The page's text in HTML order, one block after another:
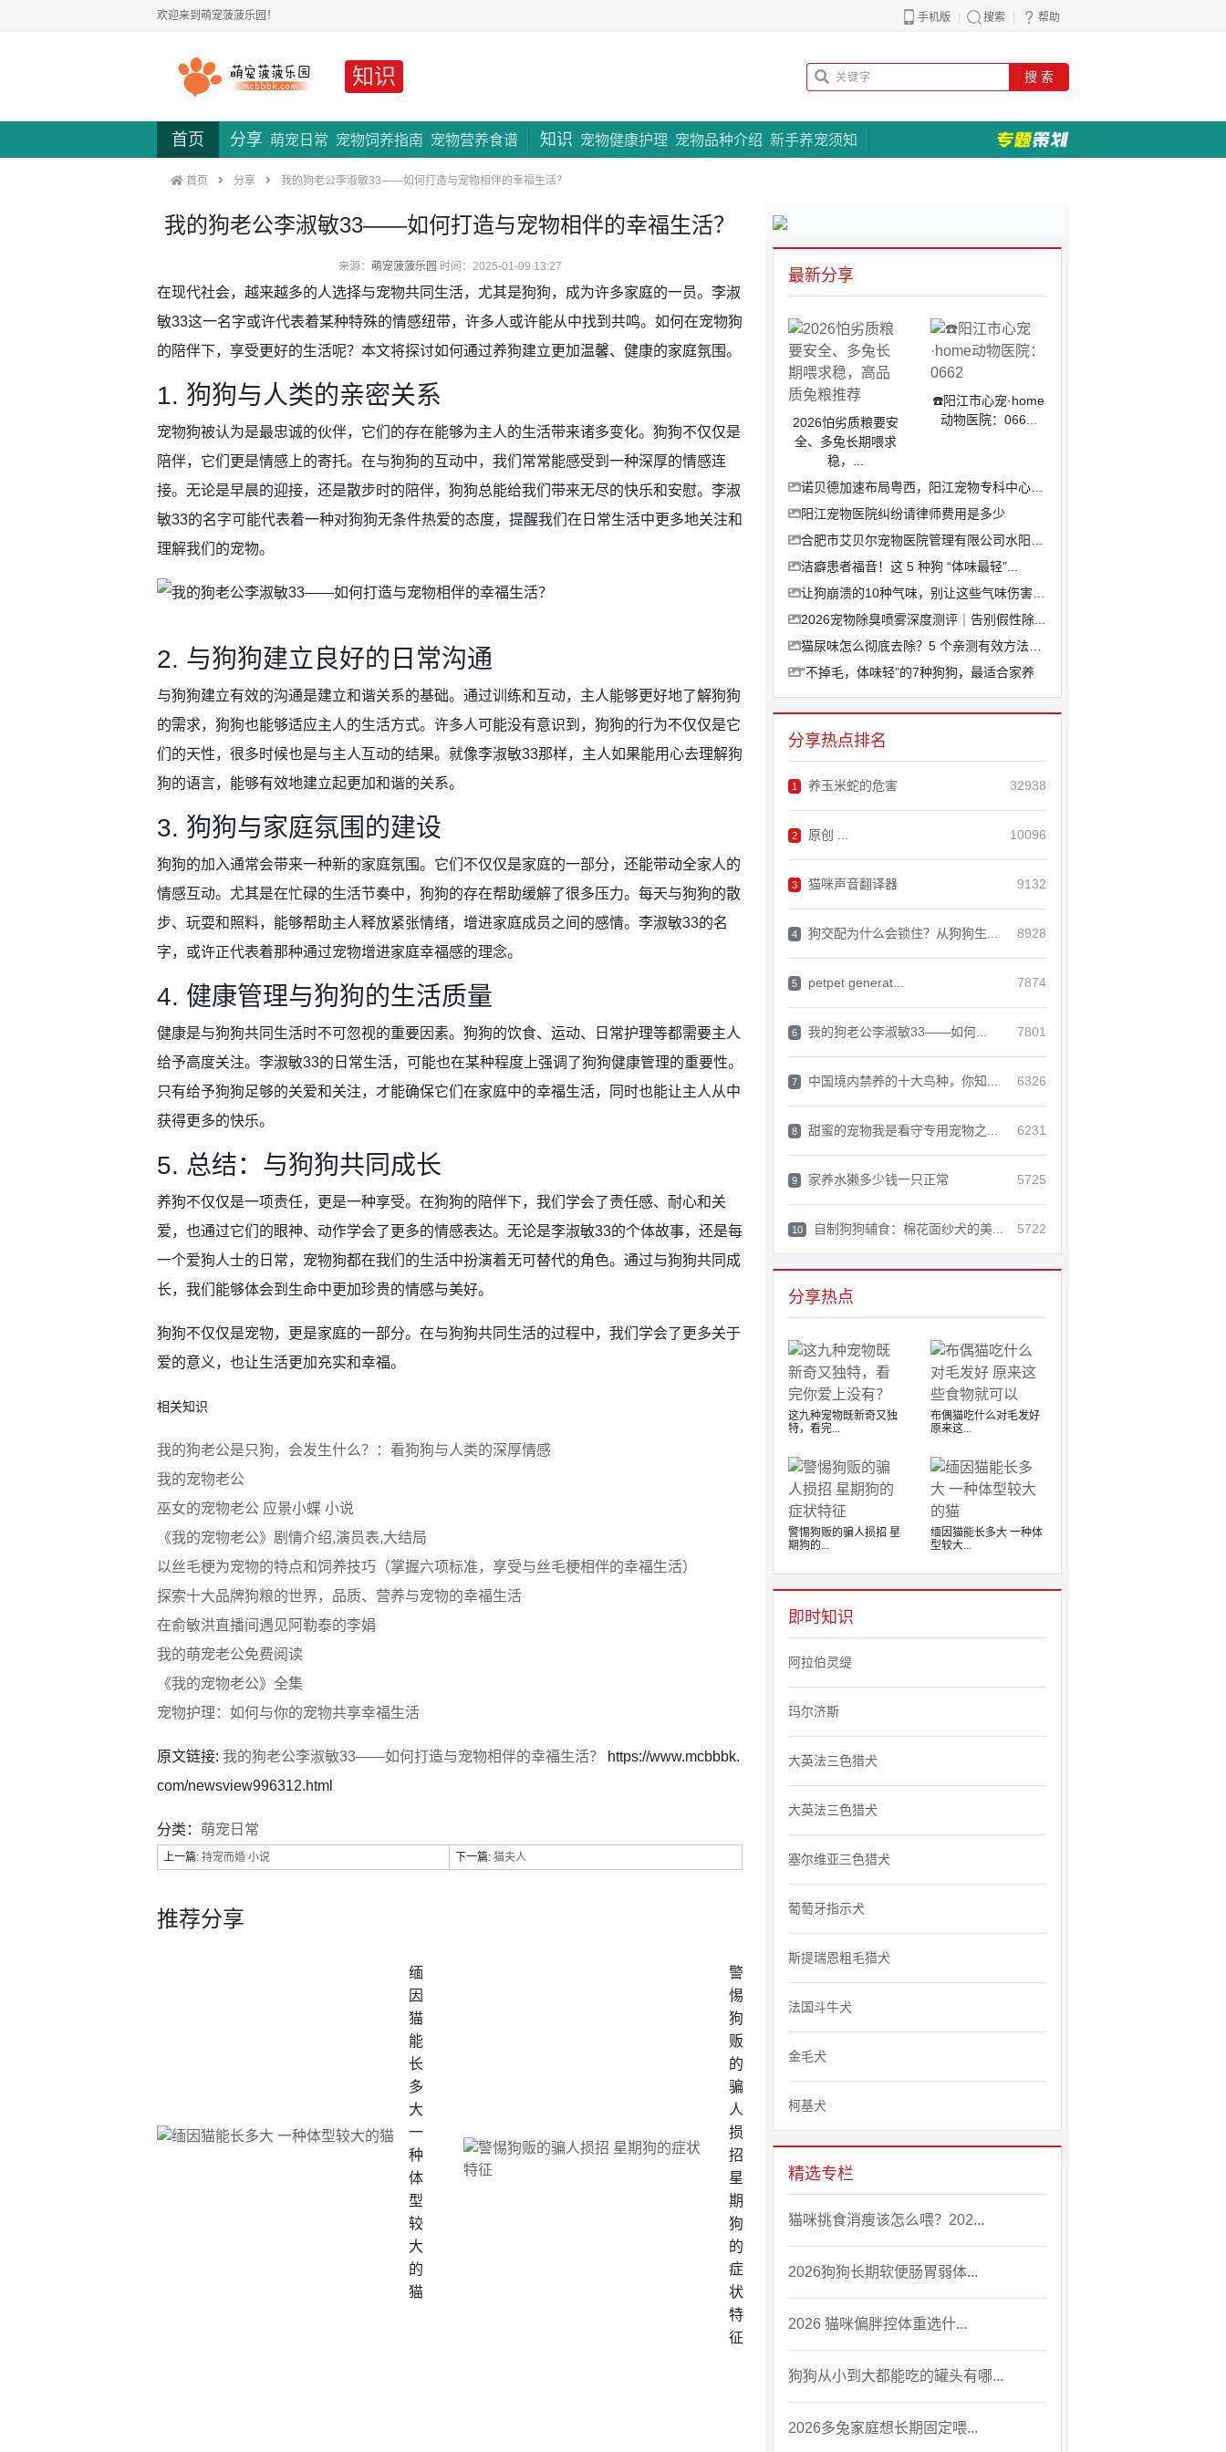
欢迎来到萌宠菠菠乐园！ 手机版 搜索 帮助
知识 搜 索
首页 分享 萌宠日常 宠物饲养指南 宠物营养食谱 知识 宠物健康护理 宠物品种介绍 新手养宠须知
专题策划
首页 分享 我的狗老公李淑敏33——如何打造与宠物相伴的幸福生活？
我的狗老公李淑敏33——如何打造与宠物相伴的幸福生活？
来源： 萌宠菠菠乐园 时间：2025-01-09 13:27
在现代社会，越来越多的人选择与宠物共同生活，尤其是狗狗，成为许多家庭的一员。李淑
敏33这一名字或许代表着某种特殊的情感纽带，许多人或许能从中找到共鸣。如何在宠物狗
的陪伴下，享受更好的生活呢？本文将探讨如何通过养狗建立更加温馨、健康的家庭氛围。
1. 狗狗与人类的亲密关系
宠物狗被认为是最忠诚的伙伴，它们的存在能够为主人的生活带来诸多变化。狗狗不仅仅是
陪伴，它们更是情感上的寄托。在与狗狗的互动中，我们常常能感受到一种深厚的情感连
接。无论是早晨的迎接，还是散步时的陪伴，狗狗总能给我们带来无尽的快乐和安慰。李淑
敏33的名字可能代表着一种对狗狗无条件热爱的态度，提醒我们在日常生活中更多地关注和
理解我们的宠物。
2. 与狗狗建立良好的日常沟通
与狗狗建立有效的沟通是建立和谐关系的基础。通过训练和互动，主人能够更好地了解狗狗
的需求，狗狗也能够适应主人的生活方式。许多人可能没有意识到，狗狗的行为不仅仅是它
们的天性，很多时候也是与主人互动的结果。就像李淑敏33那样，主人如果能用心去理解狗
狗的语言，能够有效地建立起更加和谐的关系。
3. 狗狗与家庭氛围的建设
狗狗的加入通常会带来一种新的家庭氛围。它们不仅仅是家庭的一部分，还能带动全家人的
情感互动。尤其是在忙碌的生活节奏中，狗狗的存在帮助缓解了很多压力。每天与狗狗的散
步、玩耍和照料，能够帮助主人释放紧张情绪，增进家庭成员之间的感情。李淑敏33的名
字，或许正代表着那种通过宠物增进家庭幸福感的理念。
4. 健康管理与狗狗的生活质量
健康是与狗狗共同生活时不可忽视的重要因素。狗狗的饮食、运动、日常护理等都需要主人
给予高度关注。李淑敏33的日常生活，可能也在某种程度上强调了狗狗健康管理的重要性。
只有给予狗狗足够的关爱和关注，才能确保它们在家庭中的幸福生活，同时也能让主人从中
获得更多的快乐。
5. 总结：与狗狗共同成长
养狗不仅仅是一项责任，更是一种享受。在狗狗的陪伴下，我们学会了责任感、耐心和关
爱，也通过它们的眼神、动作学会了更多的情感表达。无论是李淑敏33的个体故事，还是每
一个爱狗人士的日常，宠物狗都在我们的生活中扮演着无可替代的角色。通过与狗狗共同成
长，我们能够体会到生命中更加珍贵的情感与美好。
狗狗不仅仅是宠物，更是家庭的一部分。在与狗狗共同生活的过程中，我们学会了更多关于
爱的意义，也让生活更加充实和幸福。
相关知识
我的狗老公是只狗，会发生什么？：看狗狗与人类的深厚情感
我的宠物老公
巫女的宠物老公 应景小蝶 小说
《我的宠物老公》剧情介绍,演员表,大结局
以丝毛梗为宠物的特点和饲养技巧（掌握六项标准，享受与丝毛梗相伴的幸福生活）
探索十大品牌狗粮的世界，品质、营养与宠物的幸福生活
在俞敏洪直播间遇见阿勒泰的李娟
我的萌宠老公免费阅读
《我的宠物老公》全集
宠物护理：如何与你的宠物共享幸福生活
原文链接: 我的狗老公李淑敏33——如何打造与宠物相伴的幸福生活？
https://www.mcbbbk.
com/newsview996312.html
分类： 萌宠日常
上一篇: 持宠而婚 小说 下一篇: 猫夫人
推荐分享
缅
因
猫
能
长
多
大
一
种
体
型
较
大
的
猫
警
惕
狗
贩
的
骗
人
损
招
星
期
狗
的
症
状
特
征
最新分享
2026怕劣质粮要安
全、多兔长期喂求
稳，...
☎️阳江市心宠·home
动物医院：066...
诺贝德加速布局粤西，阳江宠物专科中心医院...
阳江宠物医院纠纷请律师费用是多少
合肥市艾贝尔宠物医院管理有限公司水阳江路...
洁癖患者福音！这 5 种狗 “体味最轻”...
让狗崩溃的10种气味，别让这些气味伤害爱...
2026宠物除臭喷雾深度测评｜告别假性除...
猫尿味怎么彻底去除？5 个亲测有效方法，...
“不掉毛，体味轻”的7种狗狗，最适合家养
分享热点排名
1 养玉米蛇的危害 32938
2 原创 ... 10096
3 猫咪声音翻译器 9132
4 狗交配为什么会锁住？从狗狗生... 8928
5 petpet generat... 7874
6 我的狗老公李淑敏33——如何... 7801
7 中国境内禁养的十大鸟种，你知... 6326
8 甜蜜的宠物我是看守专用宠物之... 6231
9 家养水獭多少钱一只正常 5725
10 自制狗狗辅食：棉花面纱犬的美... 5722
分享热点
这九种宠物既新奇又独
特，看完...
布偶猫吃什么对毛发好
原来这...
警惕狗贩的骗人损招 星
期狗的...
缅因猫能长多大 一种体
型较大...
即时知识
阿拉伯灵缇
玛尔济斯
大英法三色猎犬
大英法三色猎犬
塞尔维亚三色猎犬
葡萄牙指示犬
斯提瑞恩粗毛猎犬
法国斗牛犬
金毛犬
柯基犬
精选专栏
猫咪挑食消瘦该怎么喂？202...
2026狗狗长期软便肠胃弱体...
2026 猫咪偏胖控体重选什...
狗狗从小到大都能吃的罐头有哪...
2026多兔家庭想长期固定喂...